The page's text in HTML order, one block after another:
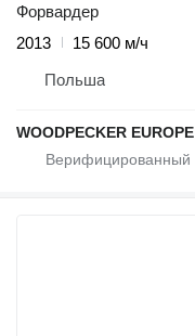
Форвардер
2013
15 600 м/ч
Польша
WOODPECKER EUROPE